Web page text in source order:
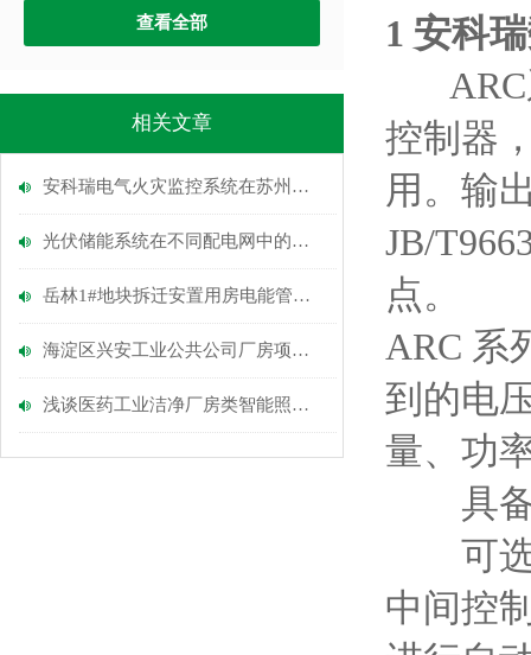
查看全部
相关文章
安科瑞电气火灾监控系统在苏州华道生物药业项目的应用
光伏储能系统在不同配电网中的应用
岳林1#地块拆迁安置用房电能管理系统的设计与应用
海淀区兴安工业公共公司厂房项目电力监控系统的设计与应用
浅谈医药工业洁净厂房类智能照明设计与选型
1 安科
ARC
控制器
用。输
JB/
点。
ARC 系
到的电
量、功
具备
可选
中间控